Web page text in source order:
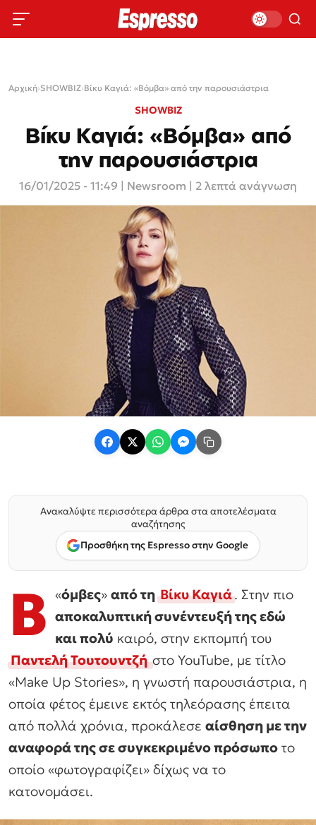
Αρχική›SHOWBIZ›Βίκυ Καγιά: «Βόμβα» από την παρουσιάστρια
SHOWBIZ
Βίκυ Καγιά: «Βόμβα» από
την παρουσιάστρια
16/01/2025 - 11:49 Newsroom | 2 λεπτά ανάγνωση
Ανακαλύψτε περισσότερα άρθρα στα αποτελέσματα
αναζήτησης
Προσθήκη της Espresso στην Google
«
Β όμβες» από τηΒίκυ Καγιά. Στην πιο
αποκαλυπτική συνέντευξή της εδώ
και πολύ καιρό, στην εκπομπή του
Παντελή Τουτουντζή στο YouTube, με τίτλο
«Make Up Stories», η γνωστή παρουσιάστρια, η
οποία φέτος έμεινε εκτός τηλεόρασης έπειτα
από πολλά χρόνια, προκάλεσε αίσθηση με την
αναφορά της σε συγκεκριμένο πρόσωπο το
οποίο «φωτογραφίζει» δίχως να το
κατονομάσει.